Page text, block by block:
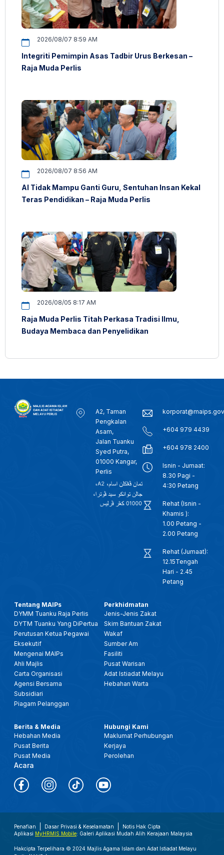
2026/08/07 8:59 AM
Integriti Pemimpin Asas Tadbir Urus Berkesan –
Raja Muda Perlis
2026/08/07 8:56 AM
AI Tidak Mampu Ganti Guru, Sentuhan Insan Kekal
Teras Pendidikan – Raja Muda Perlis
2026/08/05 8:17 AM
Raja Muda Perlis Titah Perkasa Tradisi Ilmu,
Budaya Membaca dan Penyelidikan
A2, Taman
Pengkalan
Asam,
Jalan Tuanku
Syed Putra,
01000 Kangar,
Perlis
+604 979 4439
+604 978 2400
Isnin - Jumaat:
8.30 Pagi -
4:30 Petang
Rehat (Isnin -
Khamis ):
1.00 Petang -
2.00 Petang
Rehat (Jumaat):
12.15Tengah
Hari - 2.45
Petang
Tentang MAIPs
DYMM Tuanku Raja Perlis
DYTM Tuanku Yang DiPertua
Perutusan Ketua Pegawai
Eksekutif
Mengenai MAIPs
Ahli Majlis
Carta Organisasi
Agensi Bersama
Subsidiari
Piagam Pelanggan
Perkhidmatan
Jenis-Jenis Zakat
Skim Bantuan Zakat
Wakaf
Sumber Am
Fasiliti
Pusat Warisan
Adat Istiadat Melayu
Hebahan Warta
Berita & Media
Hebahan Media
Pusat Berita
Pusat Media
Acara
Hubungi Kami
Maklumat Perhubungan
Kerjaya
Perolehan
Penafian Dasar Privasi & Keselamatan
Notis Hak Cipta
Aplikasi MyHRMIS Mobile: Galeri Aplikasi Mudah Alih Kerajaan Malaysia
Hakcipta Terpelihara © 2024 Majlis Agama Islam dan Adat Istiadat Melayu